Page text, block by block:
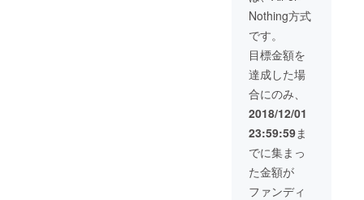
などで
検討し
Nothing方式
です。
目標金額を
達成した場
合にのみ、
2018/12/01
23:59:59ま
でに集まっ
た金額が
ファンディ